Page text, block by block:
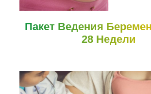
Пакет Ведения
28 Недели